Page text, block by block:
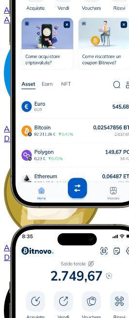
AcquistareCardano
con bonifico
ADA
AcquistareDash
con bonifico
DASH
AcquistareDogecoincon bonifico
DOGE